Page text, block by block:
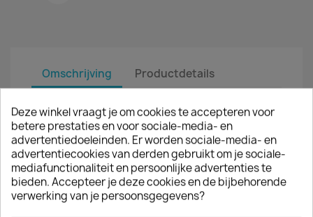
Omschrijving Productdetails
Artiest :Christiane F
Titel : Gesundheit!
LP12"
Deze winkel vraagt je om cookies te accepteren voor
betere prestaties en voor sociale-media- en
advertentiedoeleinden. Er worden sociale-media- en
advertentiecookies van derden gebruikt om je sociale-
mediafunctionaliteit en persoonlijke advertenties te
bieden. Accepteer je deze cookies en de bijbehorende
verwerking van je persoonsgegevens?